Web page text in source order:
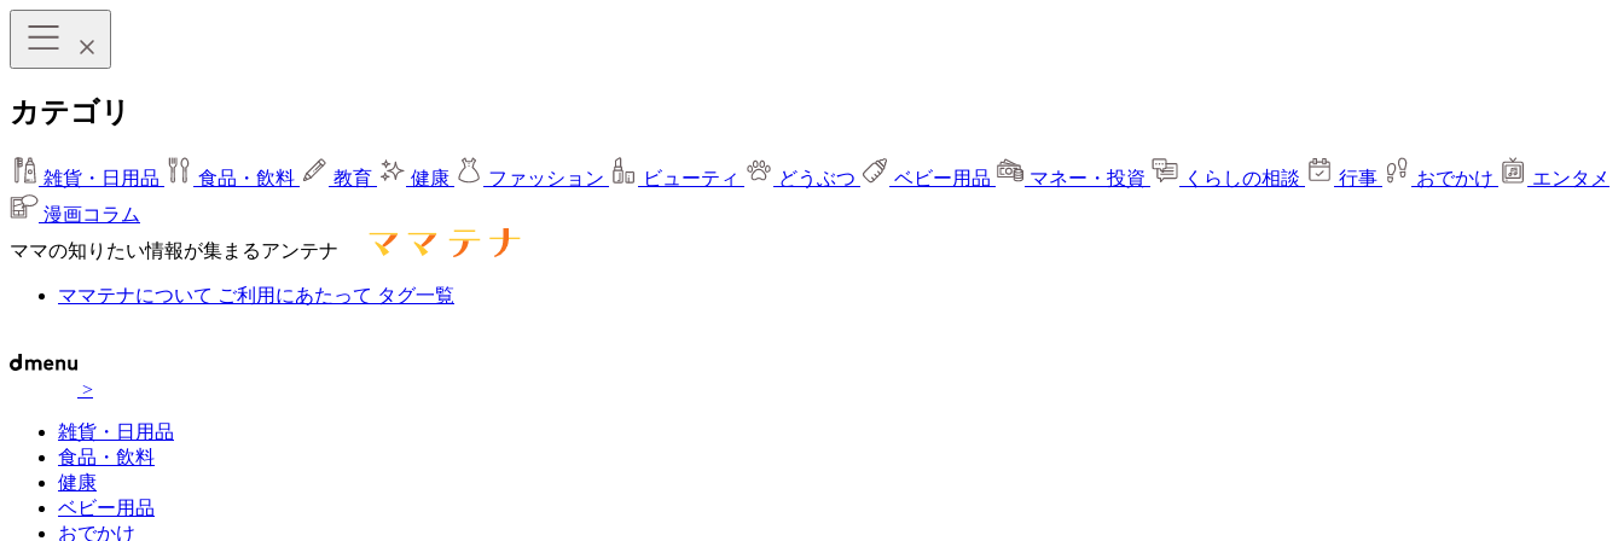
カテゴリ
雑貨・日用品 食品・飲料 教育 健康 ファッション ビューティ どうぶつ ベビー用品 マネー・投資 くらしの相談 行事 おでかけ
エンタメ
漫画コラム
ママの知りたい情報が集まるアンテナ
ママテナについて ご利用にあたって タグ一覧
>
雑貨・日用品
食品・飲料
健康
ベビー用品
おでかけ